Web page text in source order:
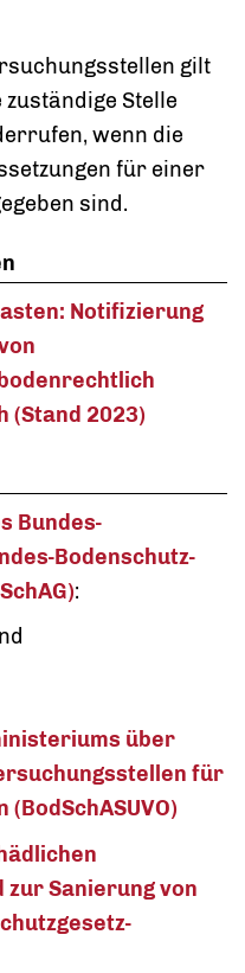
gilt
zuständige Stelle
wenn die
für einer
sind.
Notifizierung
(Stand 2023)
Bundes-
Bodenschutz-
:
über
für
Sanierung von